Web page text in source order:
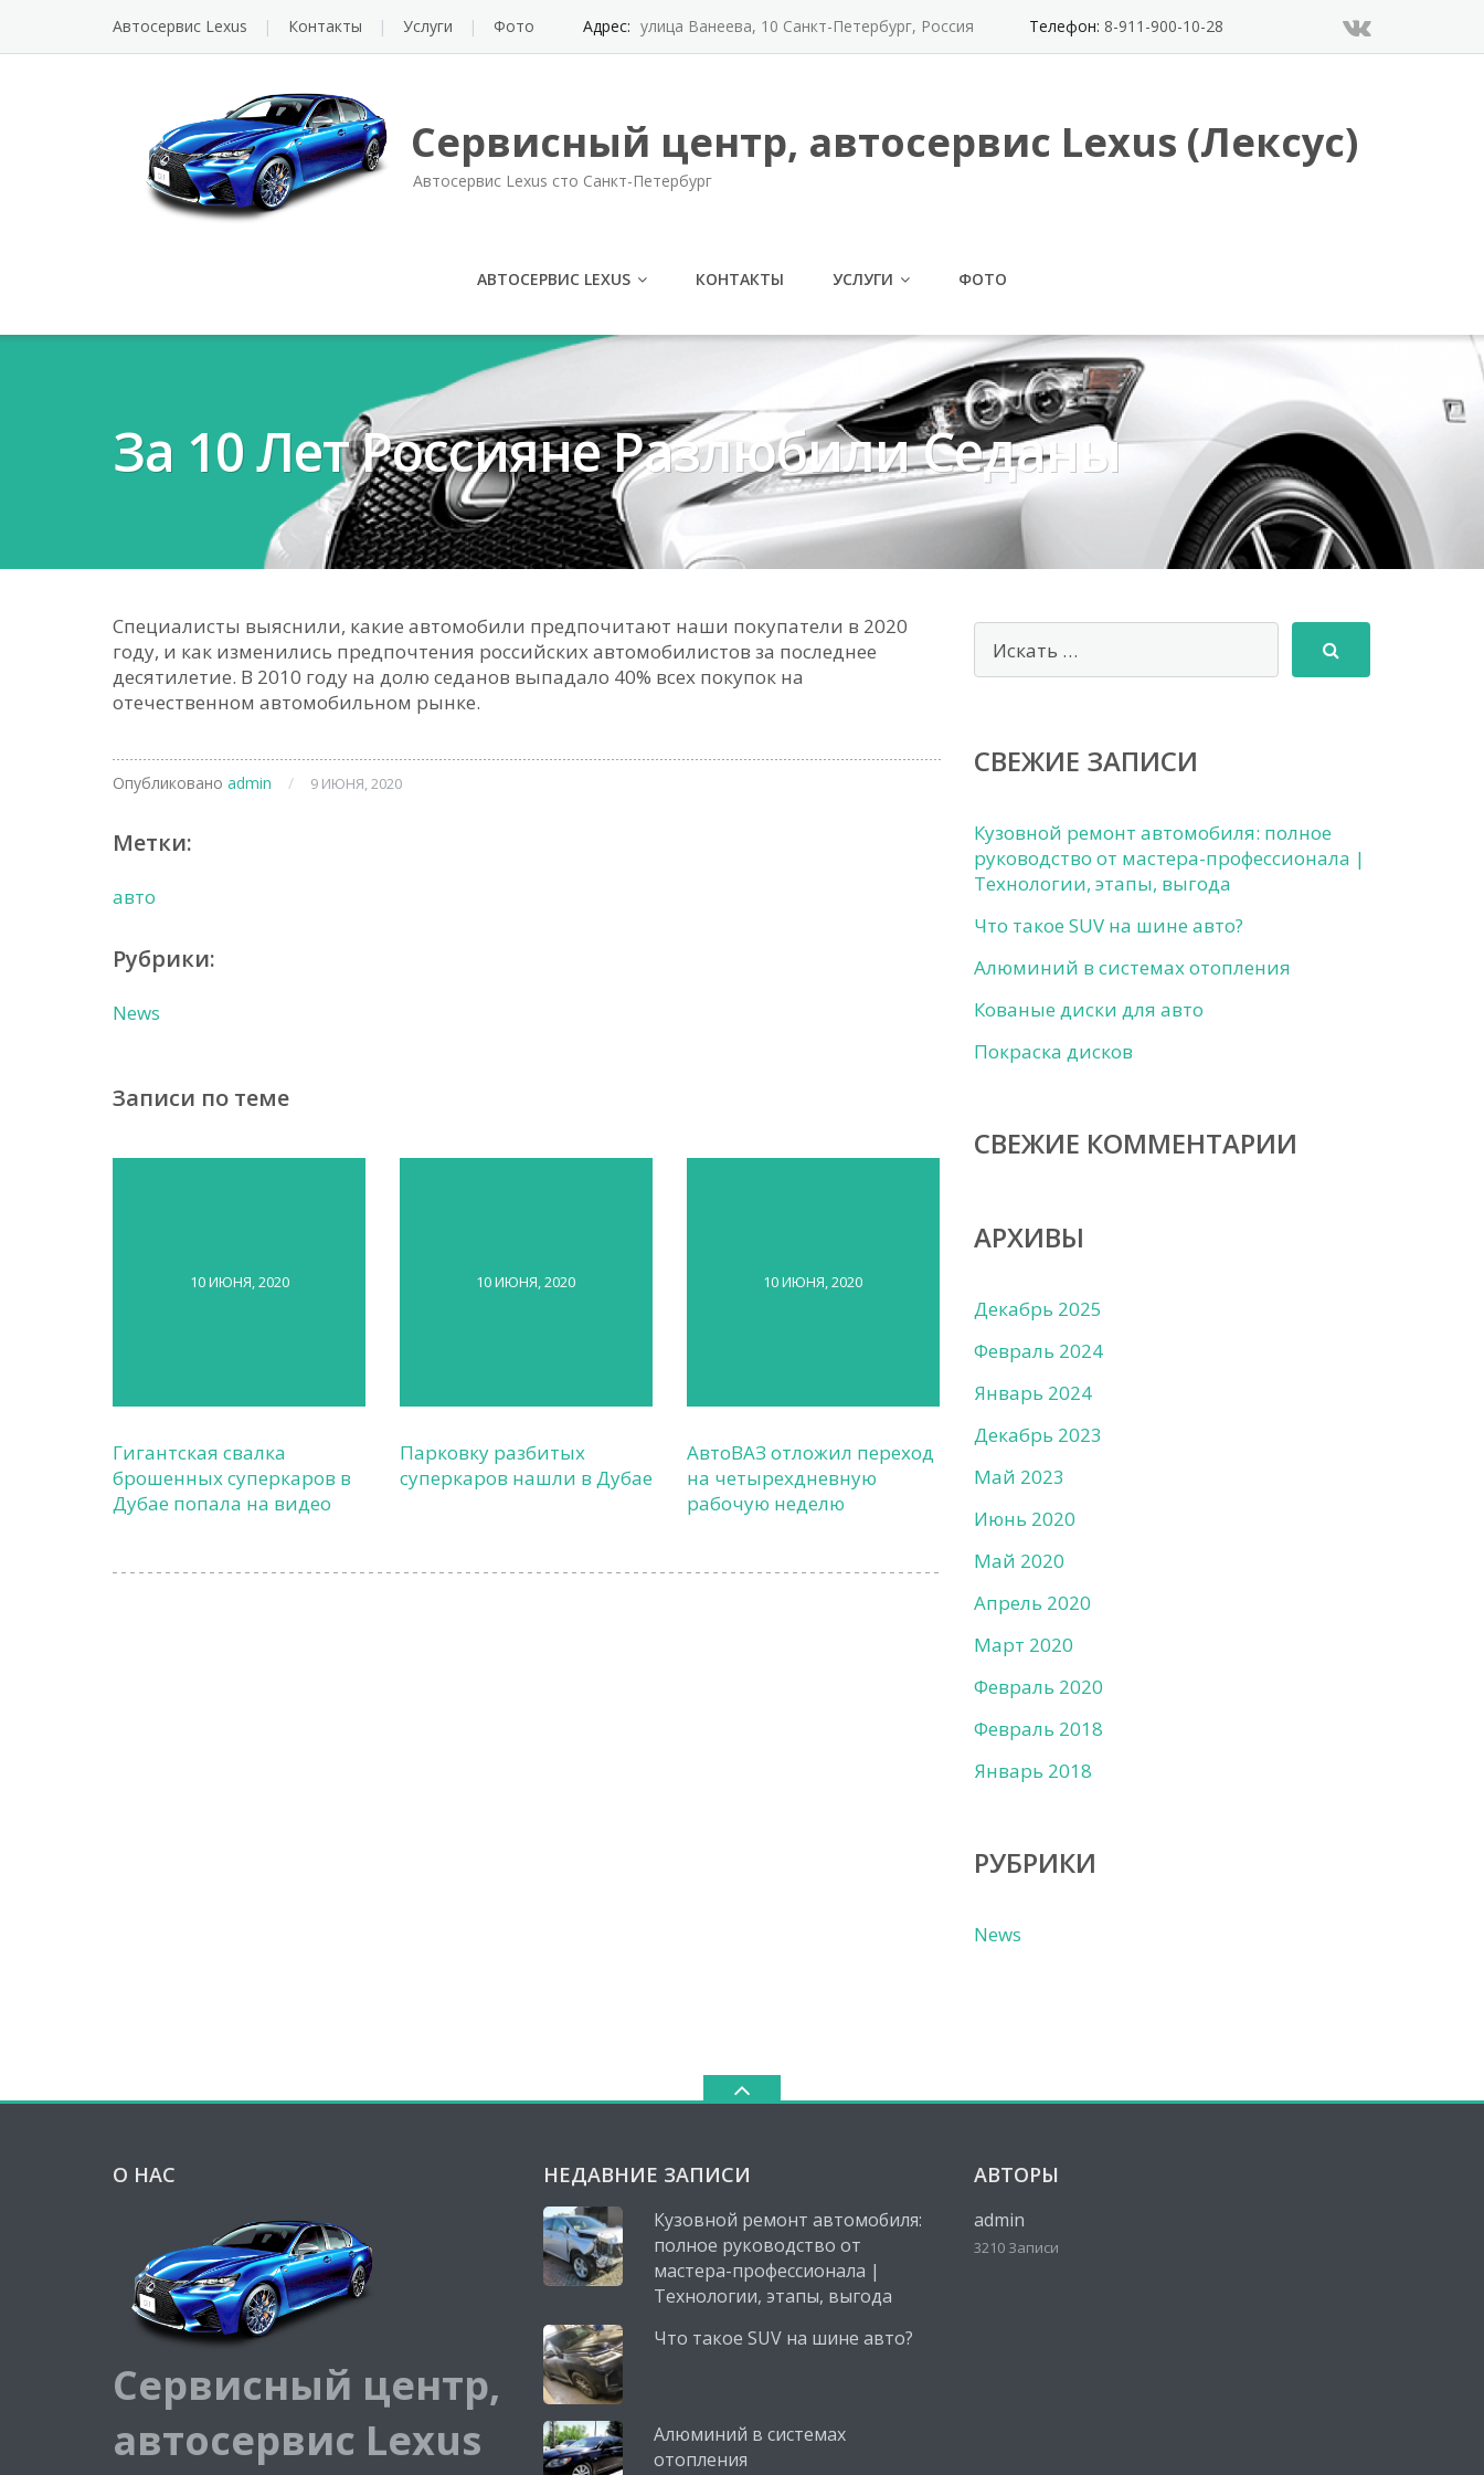
Автосервис Lexus Контакты Услуги Фото Адрес: улица Ванеева, 10 Санкт-Петербург, Россия Телефон: 8-911-900-10-28
Сервисный центр, автосервис Lexus (Лексус)
Автосервис Lexus сто Санкт-Петербург
АВТОСЕРВИС LEXUS КОНТАКТЫ УСЛУГИ ФОТО
За 10 Лет Россияне Разлюбили Седаны
Специалисты выяснили, какие автомобили предпочитают наши покупатели в 2020
году, и как изменились предпочтения российских автомобилистов за последнее
десятилетие. В 2010 году на долю седанов выпадало 40% всех покупок на
отечественном автомобильном рынке.
Опубликовано admin / 9 ИЮНЯ, 2020
Метки:
авто
Рубрики:
News
Записи по теме
10 ИЮНЯ, 2020
Гигантская свалка
брошенных суперкаров в
Дубае попала на видео
10 ИЮНЯ, 2020
Парковку разбитых
суперкаров нашли в Дубае
10 ИЮНЯ, 2020
АвтоВАЗ отложил переход
на четырехдневную
рабочую неделю
СВЕЖИЕ ЗАПИСИ
Кузовной ремонт автомобиля: полное
руководство от мастера-профессионала |
Технологии, этапы, выгода
Что такое SUV на шине авто?
Алюминий в системах отопления
Кованые диски для авто
Покраска дисков
СВЕЖИЕ КОММЕНТАРИИ
АРХИВЫ
Декабрь 2025
Февраль 2024
Январь 2024
Декабрь 2023
Май 2023
Июнь 2020
Май 2020
Апрель 2020
Март 2020
Февраль 2020
Февраль 2018
Январь 2018
РУБРИКИ
News
О НАС
Сервисный центр,
автосервис Lexus
НЕДАВНИЕ ЗАПИСИ
Кузовной ремонт автомобиля:
полное руководство от
мастера-профессионала |
Технологии, этапы, выгода
Что такое SUV на шине авто?
Алюминий в системах
отопления
АВТОРЫ
admin
3210 Записи